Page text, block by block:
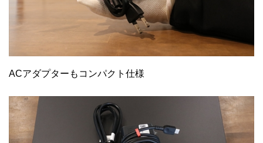
ACアダプターもコンパクト仕様